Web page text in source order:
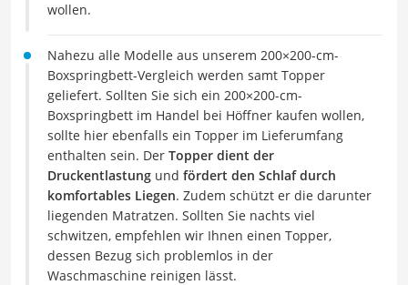
wollen.
Nahezu alle Modelle aus unserem 200×200-cm-
Boxspringbett-Vergleich werden samt Topper
geliefert. Sollten Sie sich ein 200×200-cm-
Boxspringbett im Handel bei Höffner kaufen wollen,
sollte hier ebenfalls ein Topper im Lieferumfang
enthalten sein. Der Topper dient der
Druckentlastung und fördert den Schlaf durch
komfortables Liegen. Zudem schützt er die darunter
liegenden Matratzen. Sollten Sie nachts viel
schwitzen, empfehlen wir Ihnen einen Topper,
dessen Bezug sich problemlos in der
Waschmaschine reinigen lässt.